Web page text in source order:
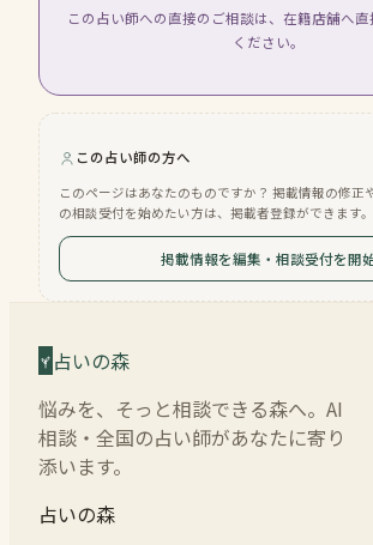
この占い師への直接のご相談は、在籍店舗へ
ください。
この占い師の方へ
このページはあなたのものですか？ 掲載情報の修正
の相談受付を始めたい方は、掲載者登録ができます。
掲載情報を編集・相談受付を開
占いの森
悩みを、そっと相談できる森へ。AI
相談・全国の占い師があなたに寄り
添います。
占いの森